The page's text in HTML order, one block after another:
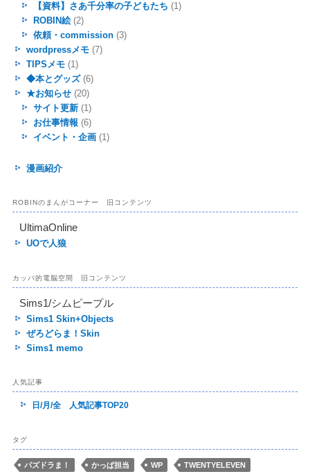
【資料】さあ千分率の子どもたち (1)
ROBIN絵(2)
依頼・commission(3)
wordpressメモ(7)
TIPSメモ(1)
◆本とグッズ(6)
★お知らせ(20)
サイト更新(1)
お仕事情報 (6)
イベント・企画(1)
漫画紹介
ROBINのまんがコーナー 旧コンテンツ
UltimaOnline
UOで人狼
カッパ的電脳空間 旧コンテンツ
Sims1/シムピープル
Sims1 Skin+Objects
ぜろどらま！Skin
Sims1 memo
人気記事
日/月/全 人気記事TOP20
タグ
パズドラま！ かっぱ担当 WP TWENTYELEVEN